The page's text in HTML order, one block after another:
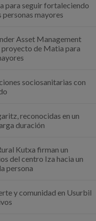
para seguir fortaleciendo
mayores
Asset Management
proyecto de Matia para
sociosanitarias con
reconocidas en un
duración
Kutxa firman un
del centro Iza hacia un
persona
y comunidad en Usurbil